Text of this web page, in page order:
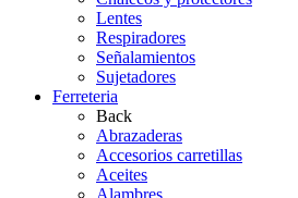
Lentes
Respiradores
Señalamientos
Sujetadores
Ferreteria
Back
Abrazaderas
Accesorios carretillas
Aceites
Alambres